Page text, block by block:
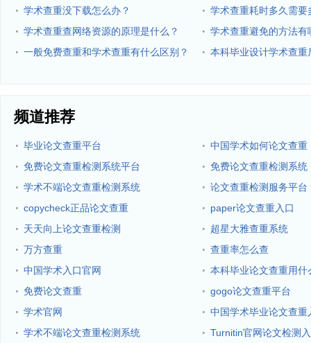
· 学术查重没下载怎么办？ · 学术查重耗时多久需要
· 学术查重查网络资源的原理是什么？ · 学术查重避免的方法有
· 一般免费查重和学术查重有什么区别？ · 本科毕业设计学术查重
频道推荐
· 毕业论文查重平台 · 中国学术如何论文查重
· 免费论文查重检测系统平台 · 免费论文查重检测系统
· 学术不端论文查重检测系统 · 论文查重检测服务平台
· copycheck正品论文查重 · paper论文查重入口
· 天天向上论文查重检测 · 超星大雅查重系统
· 万方查重 · 查重率怎么查
· 中国学术入口官网 · 本科毕业论文查重用什
· 免费论文查重 · gogo论文查重平台
· 学术官网 · 中国学术毕业论文查重
· 学术不端论文查重检测系统 · Turnitin官网论文检测